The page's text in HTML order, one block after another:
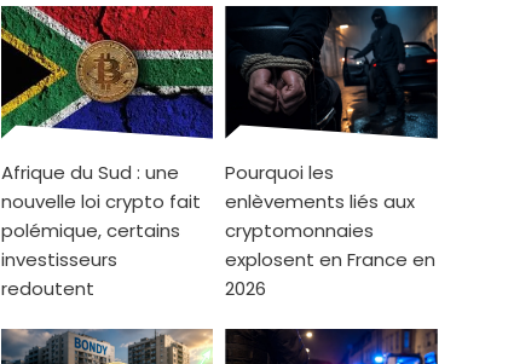
Afrique du Sud : une
nouvelle loi crypto fait
polémique, certains
investisseurs
redoutent
Pourquoi les
enlèvements liés aux
cryptomonnaies
explosent en France en
2026